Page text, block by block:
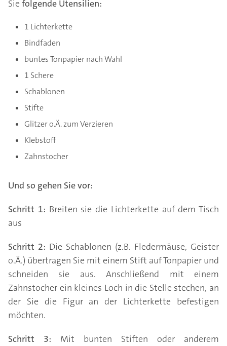
Sie folgende Utensilien:
1 Lichterkette
Bindfaden
buntes Tonpapier nach Wahl
1 Schere
Schablonen
Stifte
Glitzer o.Ä. zum Verzieren
Klebstoff
Zahnstocher
Und so gehen Sie vor:
Schritt 1: Breiten sie die Lichterkette auf dem Tisch
aus
Schritt 2: Die Schablonen (z.B. Fledermäuse, Geister
o.Ä.) übertragen Sie mit einem Stift auf Tonpapier und
schneiden sie aus. Anschließend mit einem
Zahnstocher ein kleines Loch in die Stelle stechen, an
der Sie die Figur an der Lichterkette befestigen
möchten.
Schritt 3: Mit bunten Stiften oder anderem